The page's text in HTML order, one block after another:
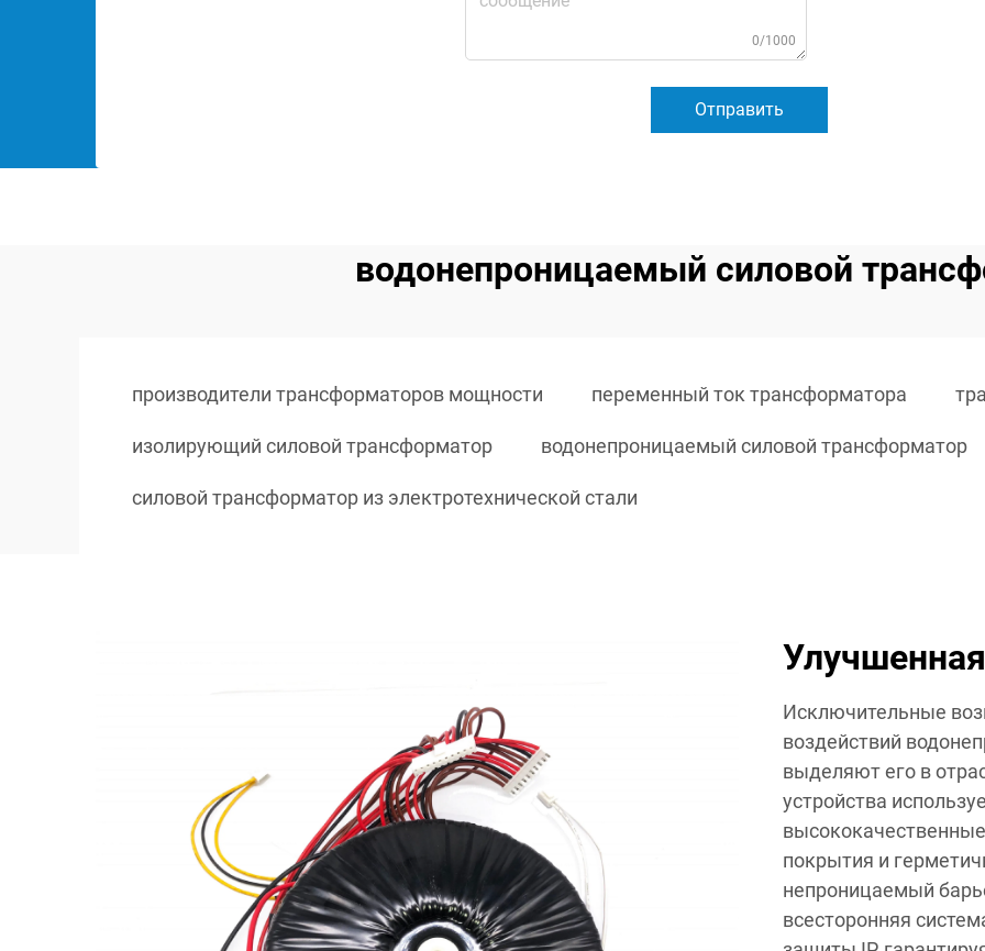
0/1000
Отправить
водонепроницаемый силовой
производители трансформаторов мощности переменный ток трансформатора
изолирующий силовой трансформатор водонепроницаемый силовой трансформатор
силовой трансформатор из электротехнической стали
Исключительные
воздействий
выделяют его в
устройства
покрытия и
непроницаемый
всесторонняя